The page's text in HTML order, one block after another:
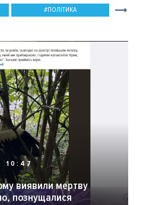
ПОЛІТИКА
10:47
виявили мертву
познущалися